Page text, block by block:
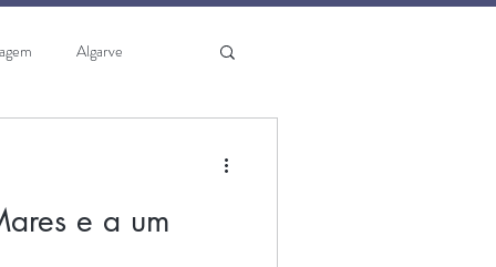
Algarve
África
e a um